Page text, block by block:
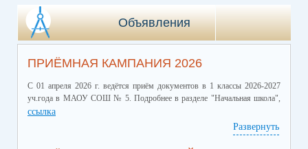
Объявления
ПРИЁМНАЯ КАМПАНИЯ 2026
С 01 апреля 2026 г. ведётся приём документов в 1 классы 2026-2027
уч.года в МАОУ СОШ № 5. Подробнее в разделе "Начальная школа",
ссылка
Развернуть